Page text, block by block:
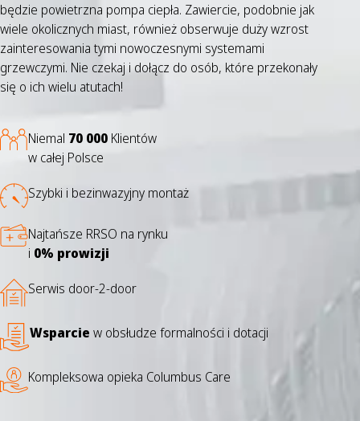
będzie powietrzna pompa ciepła. Zawiercie, podobnie jak
wiele okolicznych miast, również obserwuje duży wzrost
zainteresowania tymi nowoczesnymi systemami
grzewczymi. Nie czekaj i dołącz do osób, które przekonały
się o ich wielu atutach!
Niemal 70 000 Klientów
w całej Polsce
Szybki i bezinwazyjny montaż
Najtańsze RRSO na rynku
i 0% prowizji
Serwis door-2-door
Wsparcie w obsłudze formalności i dotacji
Kompleksowa opieka Columbus Care